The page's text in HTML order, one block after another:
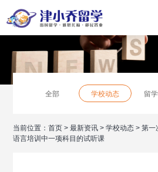
全部 学校动态 留
当前位置：首页 >最新资讯 >学校动态 >第一
语言培训中一项科目的试听课